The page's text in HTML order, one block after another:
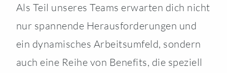
Als Teil unseres Teams erwarten dich nicht
nur spannende Herausforderungen und
ein dynamisches Arbeitsumfeld, sondern
auch eine Reihe von Benefits, die speziell